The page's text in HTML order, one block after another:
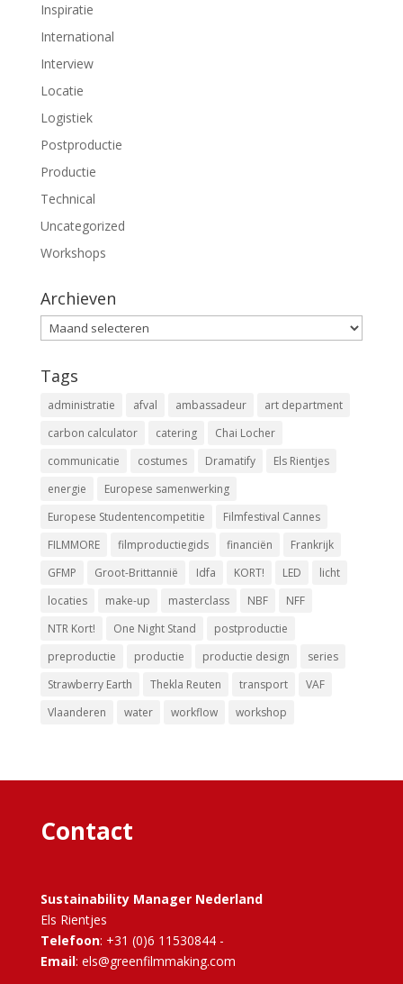
Inspiratie
International
Interview
Locatie
Logistiek
Postproductie
Productie
Technical
Uncategorized
Workshops
Archieven
Archieven
Tags
administratie afval ambassadeur
art department
carbon calculator
catering
Chai Locher
communicatie
costumes Dramatify
Els Rientjes
energie
Europese samenwerking
Europese Studentencompetitie
Filmfestival Cannes
FILMMORE
filmproductiegids financiën
Frankrijk
GFMP
Groot-Brittannië Idfa KORT! LED
licht
locaties
make-up masterclass NBF
NFF
NTR Kort!
One Night Stand
postproductie
preproductie
productie productie design
series
Strawberry Earth
Thekla Reuten transport
VAF
Vlaanderen
water workflow workshop
Contact
Sustainability Manager Nederland
Els Rientjes
Telefoon: +31 (0)6 11530844 -
Email: els@greenfilmmaking.com